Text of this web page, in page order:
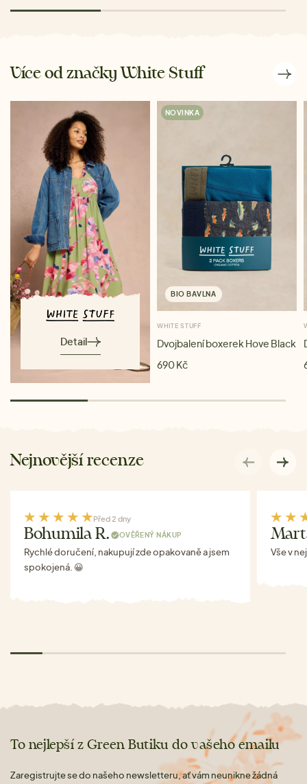
Více od značky White Stuff
Detail
NOVINKA
BIO BAVLNA
WHITE STUFF
Dvojbalení boxerek Hove Black
690 Kč
Nejnovější recenze
Před 2 dny
Bohumila R. OVĚŘENÝ NÁKUP
Rychlé doručení, nakupují zde opakovaně a jsem
spokojená. 😀
Vše v
To nejlepší z Green Butiku do vašeho emailu
Zaregistrujte se do našeho newsletteru, ať vám neunikne žádná